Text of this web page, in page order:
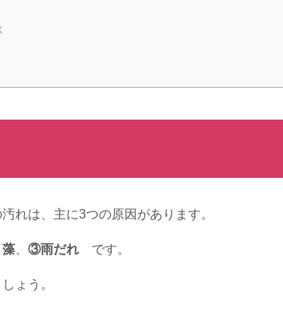
れは、主に3つの原因があります。
③雨だれ です。
ょう。